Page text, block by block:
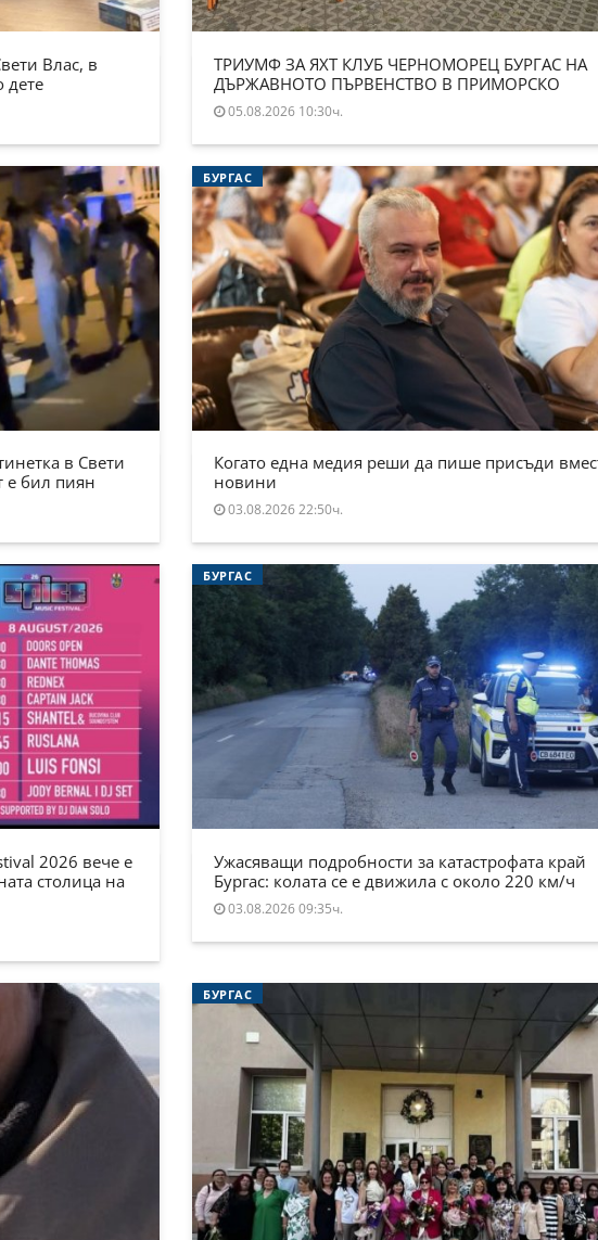
Влас, в
дете
ТРИУМФ ЗА ЯХТ КЛУБ ЧЕРНОМОРЕЦ БУРГАС НА
ДЪРЖАВНОТО ПЪРВЕНСТВО В ПРИМОРСКО
05.08.2026 10:30ч.
в Свети
е бил пиян
БУРГАС
Когато една медия реши да пише присъди
новини
03.08.2026 22:50ч.
2026 вече е
столица на
БУРГАС
Ужасяващи подробности за катастрофата край
Бургас: колата се е движила с около 220 км/ч
03.08.2026 09:35ч.
БУРГАС